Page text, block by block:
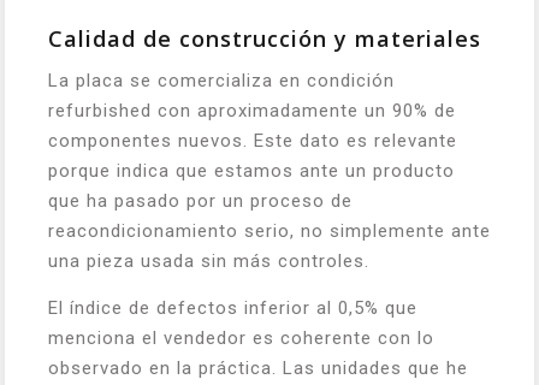
Calidad de construcción y materiales
La placa se comercializa en condición
refurbished con aproximadamente un 90% de
componentes nuevos. Este dato es relevante
porque indica que estamos ante un producto
que ha pasado por un proceso de
reacondicionamiento serio, no simplemente ante
una pieza usada sin más controles.
El índice de defectos inferior al 0,5% que
menciona el vendedor es coherente con lo
observado en la práctica. Las unidades que he